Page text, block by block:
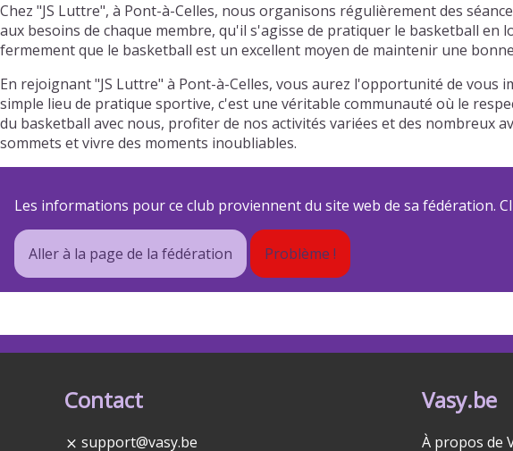
Chez "JS Luttre", à Pont-à-Celles, nous organisons régulièrement des
aux besoins de chaque membre, qu'il s'agisse de pratiquer le basketball
fermement que le basketball est un excellent moyen de maintenir une
En rejoignant "JS Luttre" à Pont-à-Celles, vous aurez l'opportunité de
simple lieu de pratique sportive, c'est une véritable communauté où le
du basketball avec nous, profiter de nos activités variées et des nombreux
sommets et vivre des moments inoubliables.
Les informations pour ce club proviennent du site web de sa fédération.
Aller à la page de la fédération Problème !
Contact
support@vasy.be
Vasy.be
À propos de